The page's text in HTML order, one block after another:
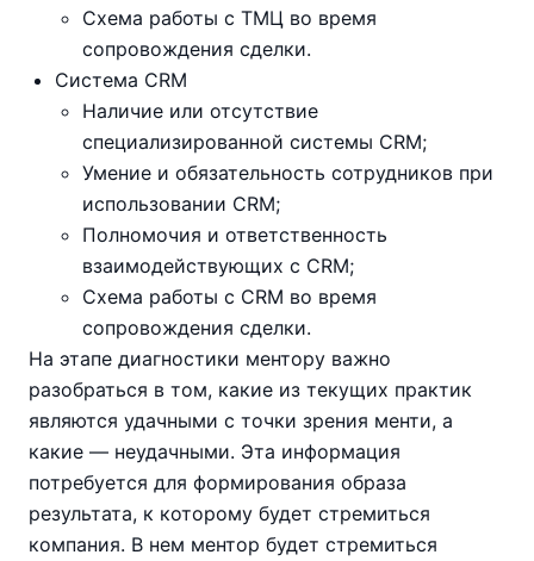
Схема работы с ТМЦ во время
сопровождения сделки.
Система CRM
Наличие или отсутствие
специализированной системы CRM;
Умение и обязательность сотрудников при
использовании CRM;
Полномочия и ответственность
взаимодействующих с CRM;
Схема работы с CRM во время
сопровождения сделки.
На этапе диагностики ментору важно
разобраться в том, какие из текущих практик
являются удачными с точки зрения менти, а
какие — неудачными. Эта информация
потребуется для формирования образа
результата, к которому будет стремиться
компания. В нем ментор будет стремиться